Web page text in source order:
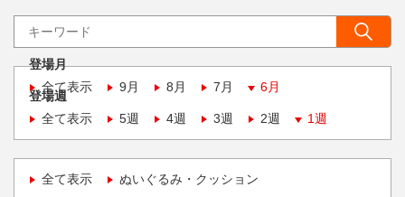
登場月
全て表示
9月 8月 7月 6月
登場週
全て表示
5週 4週 3週 2週 1週
全て表示 ぬいぐるみ・クッション